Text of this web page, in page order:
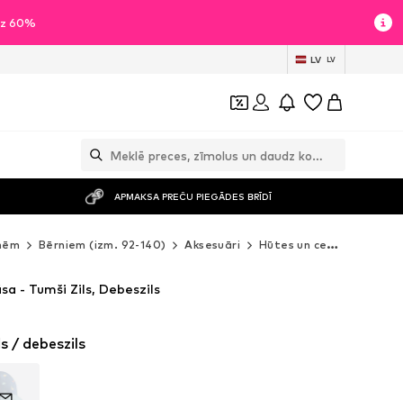
60%
LV LV
APMAKSA PREČU PIEGĀDES BRĪDĪ
Bērniem (izm. 92-140) Aksesuāri Hūtes un cepures
- Tumši Zils, Debeszils
/ debeszils